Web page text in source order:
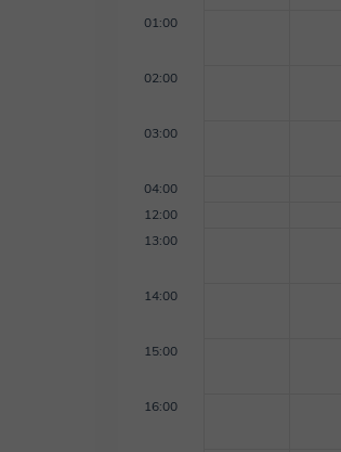
01:00
02:00
03:00
04:00
12:00
13:00
14:00
15:00
16:00